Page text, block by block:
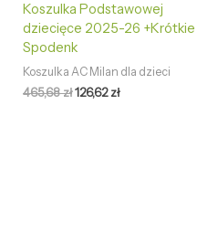
Koszulka Podstawowej
dziecięce 2025-26 +Krótkie
Spodenk
Koszulka AC Milan dla dzieci
465,68zł126,62zł